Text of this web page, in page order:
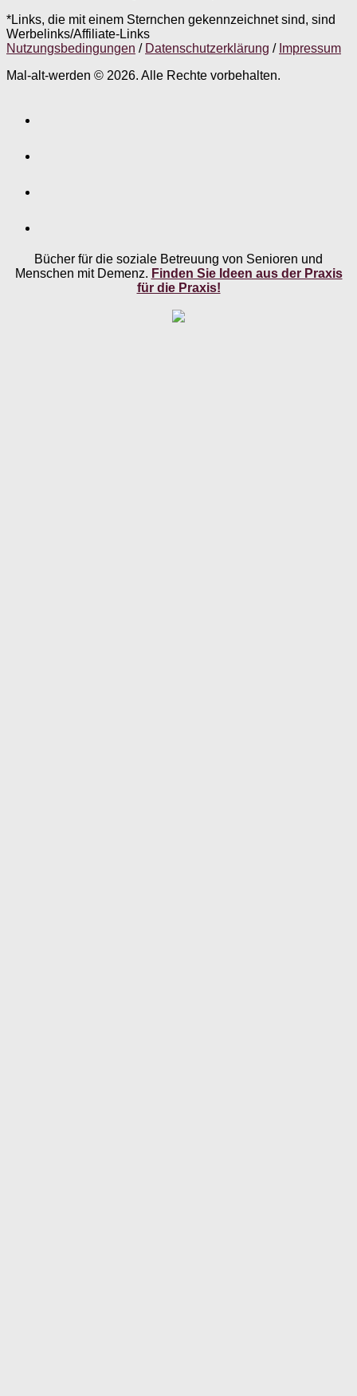
*Links, die mit einem Sternchen gekennzeichnet sind, sind
Werbelinks/Affiliate-Links
Nutzungsbedingungen / Datenschutzerklärung / Impressum
Mal-alt-werden © 2026. Alle Rechte vorbehalten.
Bücher für die soziale Betreuung von Senioren und
Menschen mit Demenz. Finden Sie Ideen aus der Praxis
für die Praxis!